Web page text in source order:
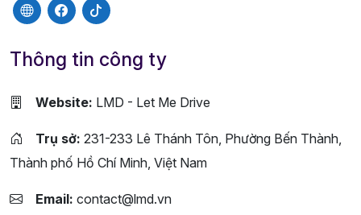
Thông tin công ty
Website: LMD - Let Me Drive
Trụ sở: 231-233 Lê Thánh Tôn, Phường Bến Thành,
Thành phố Hồ Chí Minh, Việt Nam
Email: contact@lmd.vn